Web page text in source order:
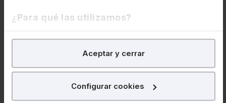
¿Para qué las utilizamos?
En Lefebvre utilizamos las cookies confines
para tratar demejorar tu experiencia
nuestra página web. También con fines publicitarios,
Aceptar y cerrar
Configurar cookies
Ampliación de los plazos de
02 de Diciembre de 2025 al 08 de
Diciembre de 2025)
Se retrasa la entrada en vigor del Reglamento que
sistemas y programas informáticos o electrónicos que
soporten los procesos de facturación de empresarios
y profesionales.